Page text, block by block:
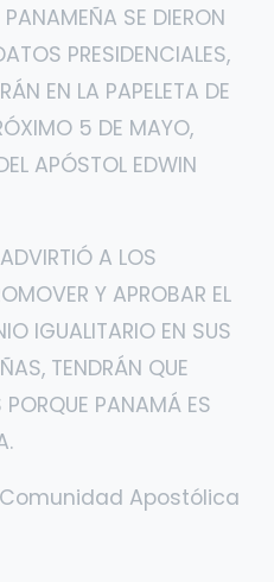
SE DIERON
PRESIDENCIALES,
EN LA PAPELETA DE
5 DE MAYO,
APÓSTOL EDWIN
A LOS
Y APROBAR EL
IGUALITARIO EN SUS
TENDRÁN QUE
PANAMÁ ES
Apostólica